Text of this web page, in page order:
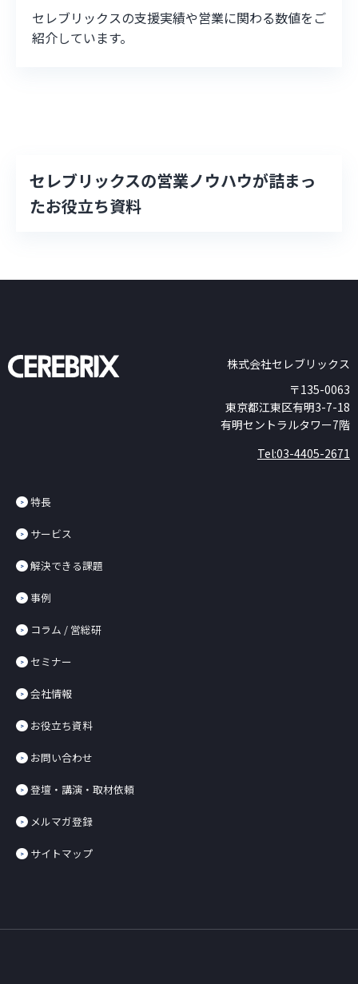
セレブリックスの支援実績や営業に関わる数値をご
紹介しています。
セレブリックスの営業ノウハウが詰まっ
たお役立ち資料
株式会社セレブリックス
〒135-0063
東京都江東区有明3-7-18
有明セントラルタワー7階
Tel:03-4405-2671
特長
サービス
解決できる課題
事例
コラム / 営総研
セミナー
会社情報
お役立ち資料
お問い合わせ
登壇・講演・取材依頼
メルマガ登録
サイトマップ